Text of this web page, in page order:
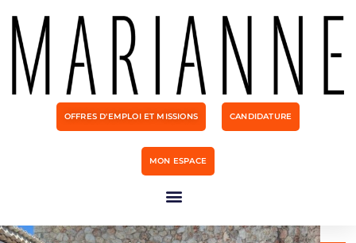
OFFRES D'EMPLOI ET MISSIONS CANDIDATURE
MON ESPACE